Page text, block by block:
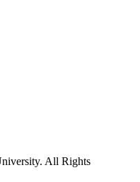
All Rights